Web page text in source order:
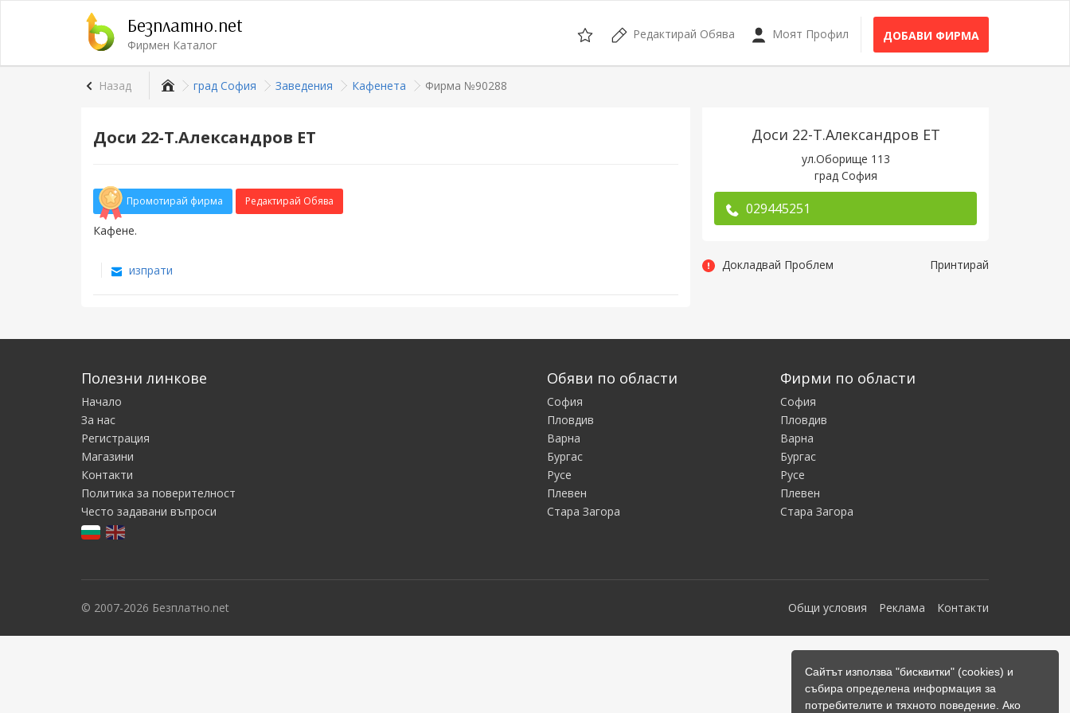
Сайтът използва "бисквитки" (cookies) и
събира определена информация за
потребителите и тяхното поведение. Ако
Безплатно.net
Фирмен Каталог
Редактирай Обява Моят Профил ДОБАВИ ФИРМА
Назад град София Заведения Кафенета Фирма №90288
Доси 22-Т.Александров ЕТ
Промотирай фирма Редактирай Обява
Кафене.
изпрати
Доси 22-Т.Александров ЕТ
ул.Оборище 113
град София
029445251
Докладвай Проблем Принтирай
Полезни линкове
Начало
За нас
Регистрация
Магазини
Контакти
Политика за поверителност
Често задавани въпроси
Обяви по области
София
Пловдив
Варна
Бургас
Русе
Плевен
Стара Загора
Фирми по области
София
Пловдив
Варна
Бургас
Русе
Плевен
Стара Загора
Общи условия Реклама Контакти
© 2007-2026 Безплатно.net